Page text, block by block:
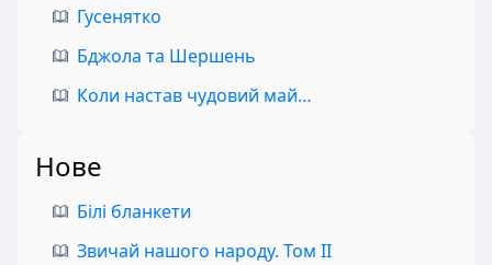
Гусенятко
Бджола та Шершень
Коли настав чудовий май…
Нове
Білі бланкети
Звичай нашого народу. Том II